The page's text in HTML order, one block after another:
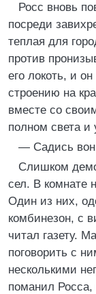
Росс вновь
посреди
теплая для
против
его локоть, и
строению на
вместе со
полном света и
— Садись
Слишком
сел. В комнате
Один из них,
комбинезон, с
читал газету.
поговорить с
несколькими
поманил